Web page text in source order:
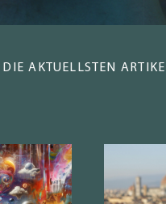
DIE AKTUELLSTEN